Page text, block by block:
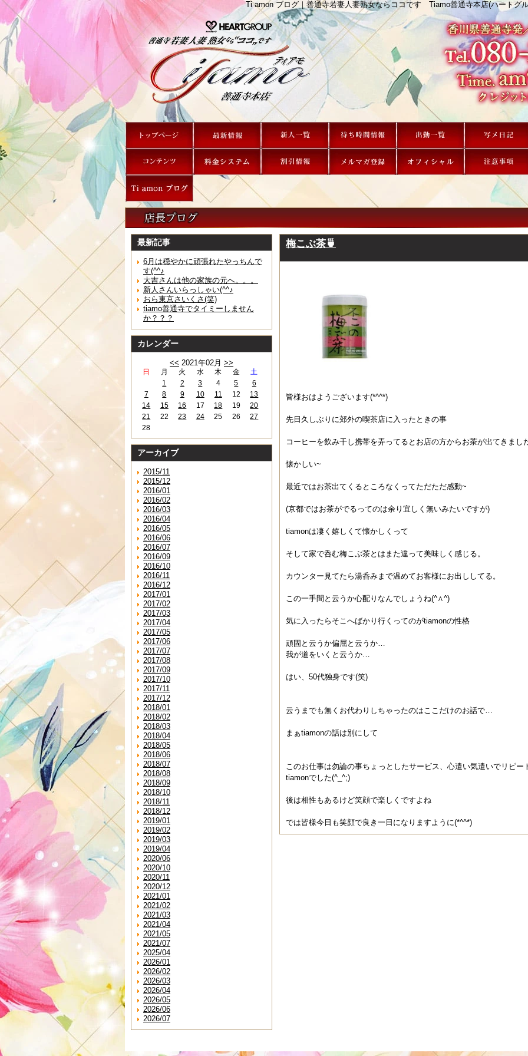
Ti amon ブログ｜善通寺若妻人妻熟女ならココです Tiamo善通寺本店(ハートグ
最新記事
6月は穏やかに頑張れたやっちんで
す(^^♪
大吉さんは他の家族の元へ。。。
新人さんいらっしゃい(^^♪
おら東京さいくさ(笑)
tiamo善通寺でタイミーしません
か？？？
カレンダー
<< 2021年02月 >>
日 月 火 水 木 金
土
1
2 3 4 5
6
7
8 9 10 11 12
13
14
15 16 17 18 19
20
21
22 23 24 25 26
27
28
アーカイブ
2015/11
2015/12
2016/01
2016/02
2016/03
2016/04
2016/05
2016/06
2016/07
2016/09
2016/10
2016/11
2016/12
2017/01
2017/02
2017/03
2017/04
2017/05
2017/06
2017/07
2017/08
2017/09
2017/10
2017/11
2017/12
2018/01
2018/02
2018/03
2018/04
2018/05
2018/06
2018/07
2018/08
2018/09
2018/10
2018/11
2018/12
2019/01
2019/02
2019/03
2019/04
2020/06
2020/10
2020/11
2020/12
2021/01
2021/02
2021/03
2021/04
2021/05
2021/07
2025/04
2026/01
2026/02
2026/03
2026/04
2026/05
2026/06
2026/07
梅こぶ茶🍵
皆様おはようございます(*^^*)
先日久しぶりに郊外の喫茶店に入ったときの事
コーヒーを飲み干し携帯を弄ってるとお店の方からお茶が出てきまし
懐かしい~
最近ではお茶出てくるところなくってただただ感動~
(京都ではお茶がでるってのは余り宜しく無いみたいですが)
tiamonは凄く嬉しくて懐かしくって
そして家で呑む梅こぶ茶とはまた違って美味しく感じる。
カウンター見てたら湯呑みまで温めてお客様にお出ししてる。
この一手間と云うか心配りなんでしょうね(^∧^)
気に入ったらそこへばかり行くってのがtiamonの性格
頑固と云うか偏屈と云うか…
我が道をいくと云うか…
はい、50代独身です(笑)
云うまでも無くお代わりしちゃったのはここだけのお話で…
まぁtiamonの話は別にして
このお仕事は勿論の事ちょっとしたサービス、心遣い気遣いでリピ
tiamonでした(^_^;)
後は相性もあるけど笑顔で楽しくですよね
では皆様今日も笑顔で良き一日になりますように(*^^*)